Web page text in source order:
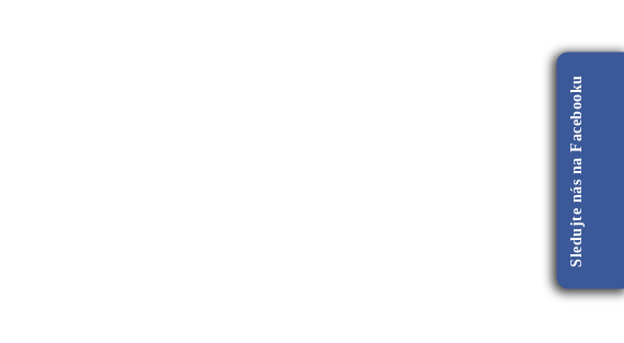
Sledujte nás na Facebooku